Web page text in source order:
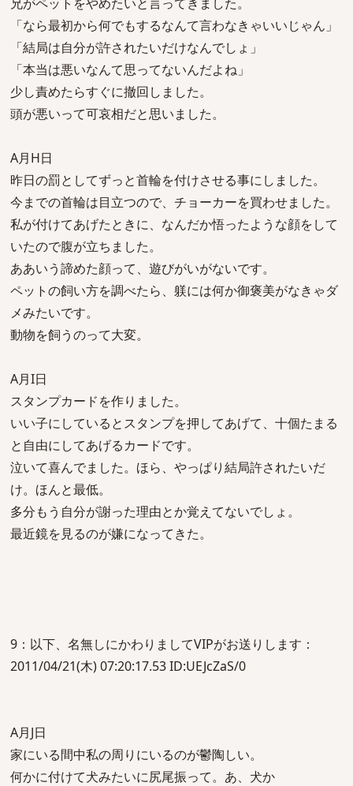
「なら最初から何でもするなんて言わなきゃいいじゃん」
「結局は自分が許されたいだけなんでしょ」
「本当は悪いなんて思ってないんだよね」
少し責めたらすぐに撤回しました。
頭が悪いって可哀相だと思いました。
A月H日
昨日の罰としてずっと首輪を付けさせる事にしました。
今までの首輪は目立つので、チョーカーを買わせました。
私が付けてあげたときに、なんだか悟ったような顔をして
いたので腹が立ちました。
ああいう諦めた顔って、遊びがいがないです。
ペットの飼い方を調べたら、躾には何か御褒美がなきゃダ
メみたいです。
動物を飼うのって大変。
A月I日
スタンプカードを作りました。
いい子にしているとスタンプを押してあげて、十個たまる
と自由にしてあげるカードです。
泣いて喜んでました。ほら、やっぱり結局許されたいだ
け。ほんと最低。
多分もう自分が謝った理由とか覚えてないでしょ。
最近鏡を見るのが嫌になってきた。
9：以下、名無しにかわりましてVIPがお送りします：
2011/04/21(木) 07:20:17.53 ID:UEJcZaS/0
A月J日
家にいる間中私の周りにいるのが鬱陶しい。
何かに付けて犬みたいに尻尾振って。あ、犬か